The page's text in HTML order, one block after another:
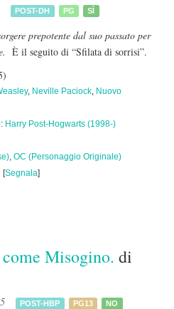
POST-DH PG SÌ
prepotente dal suo passato per
È il seguito di “Sfilata di sorrisi”.
, Neville Paciock, Nuovo
Harry Post-Hogwarts (1998-)
, OC (Personaggio Originale)
[Segnala]
Misogino. di
POST-HBP PG13 NO